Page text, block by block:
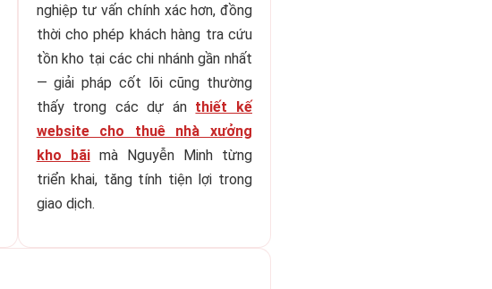
nghiệp tư vấn chính xác hơn, đồng
thời cho phép khách hàng tra cứu
tồn kho tại các chi nhánh gần nhất
— giải pháp cốt lõi cũng thường
thấy trong các dự án thiết kế
website cho thuê nhà xưởng
kho bãimà Nguyễn Minh từng
triển khai, tăng tính tiện lợi trong
giao dịch.